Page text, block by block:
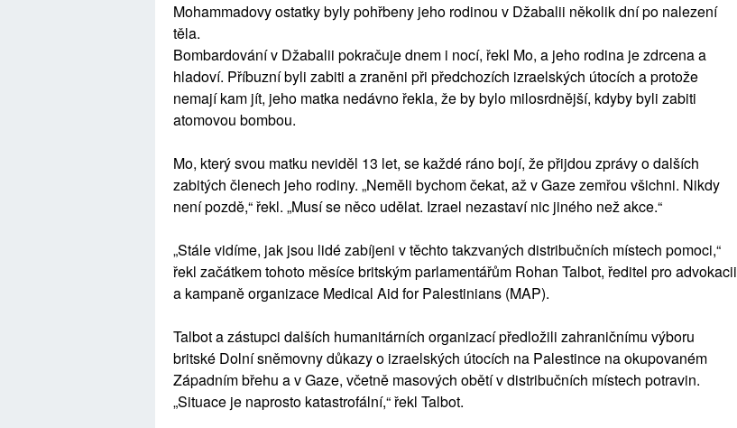
Mohammadovy ostatky byly pohřbeny jeho rodinou v Džabalii několik dní po nalezení
těla.
Bombardování v Džabalii pokračuje dnem i nocí, řekl Mo, a jeho rodina je zdrcena a
hladoví. Příbuzní byli zabiti a zraněni při předchozích izraelských útocích a protože
nemají kam jít, jeho matka nedávno řekla, že by bylo milosrdnější, kdyby byli zabiti
atomovou bombou.
Mo, který svou matku neviděl 13 let, se každé ráno bojí, že přijdou zprávy o dalších
zabitých členech jeho rodiny. „Neměli bychom čekat, až v Gaze zemřou všichni. Nikdy
není pozdě,“ řekl. „Musí se něco udělat. Izrael nezastaví nic jiného než akce.“
„Stále vidíme, jak jsou lidé zabíjeni v těchto takzvaných distribučních místech pomoci,“
řekl začátkem tohoto měsíce britským parlamentářům Rohan Talbot, ředitel pro advokacii
a kampaně organizace Medical Aid for Palestinians (MAP).
Talbot a zástupci dalších humanitárních organizací předložili zahraničnímu výboru
britské Dolní sněmovny důkazy o izraelských útocích na Palestince na okupovaném
Západním břehu a v Gaze, včetně masových obětí v distribučních místech potravin.
„Situace je naprosto katastrofální,“ řekl Talbot.